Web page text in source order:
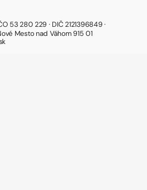
53 280 229 · DIČ 2121396849 ·
Mesto nad Váhom 915 01